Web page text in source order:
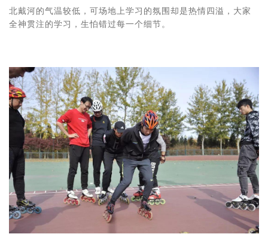
北戴河的气温较低，可场地上学习的氛围却是热情四溢，大家
全神贯注的学习，生怕错过每一个细节。